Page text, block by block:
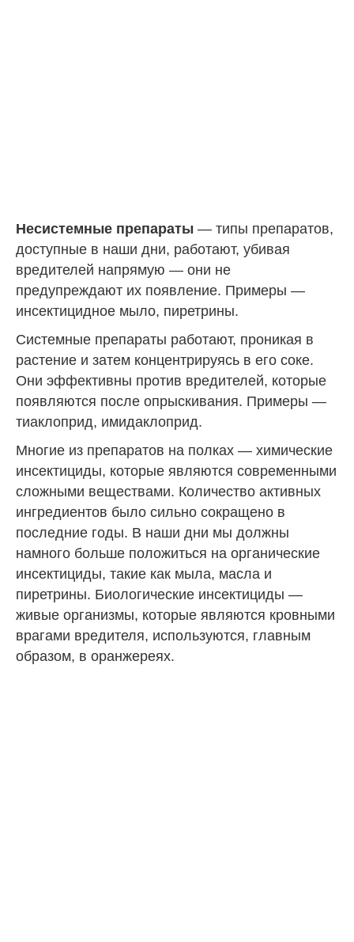
Несистемные препараты — типы препаратов,
доступные в наши дни, работают, убивая
вредителей напрямую — они не
предупреждают их появление. Примеры —
инсектицидное мыло, пиретрины.
Системные препараты работают, проникая в
растение и затем концентрируясь в его соке.
Они эффективны против вредителей, которые
появляются после опрыскивания. Примеры —
тиаклоприд, имидаклоприд.
Многие из препаратов на полках — химические
инсектициды, которые являются современными
сложными веществами. Количество активных
ингредиентов было сильно сокращено в
последние годы. В наши дни мы должны
намного больше положиться на органические
инсектициды, такие как мыла, масла и
пиретрины. Биологические инсектициды —
живые организмы, которые являются кровными
врагами вредителя, используются, главным
образом, в оранжереях.